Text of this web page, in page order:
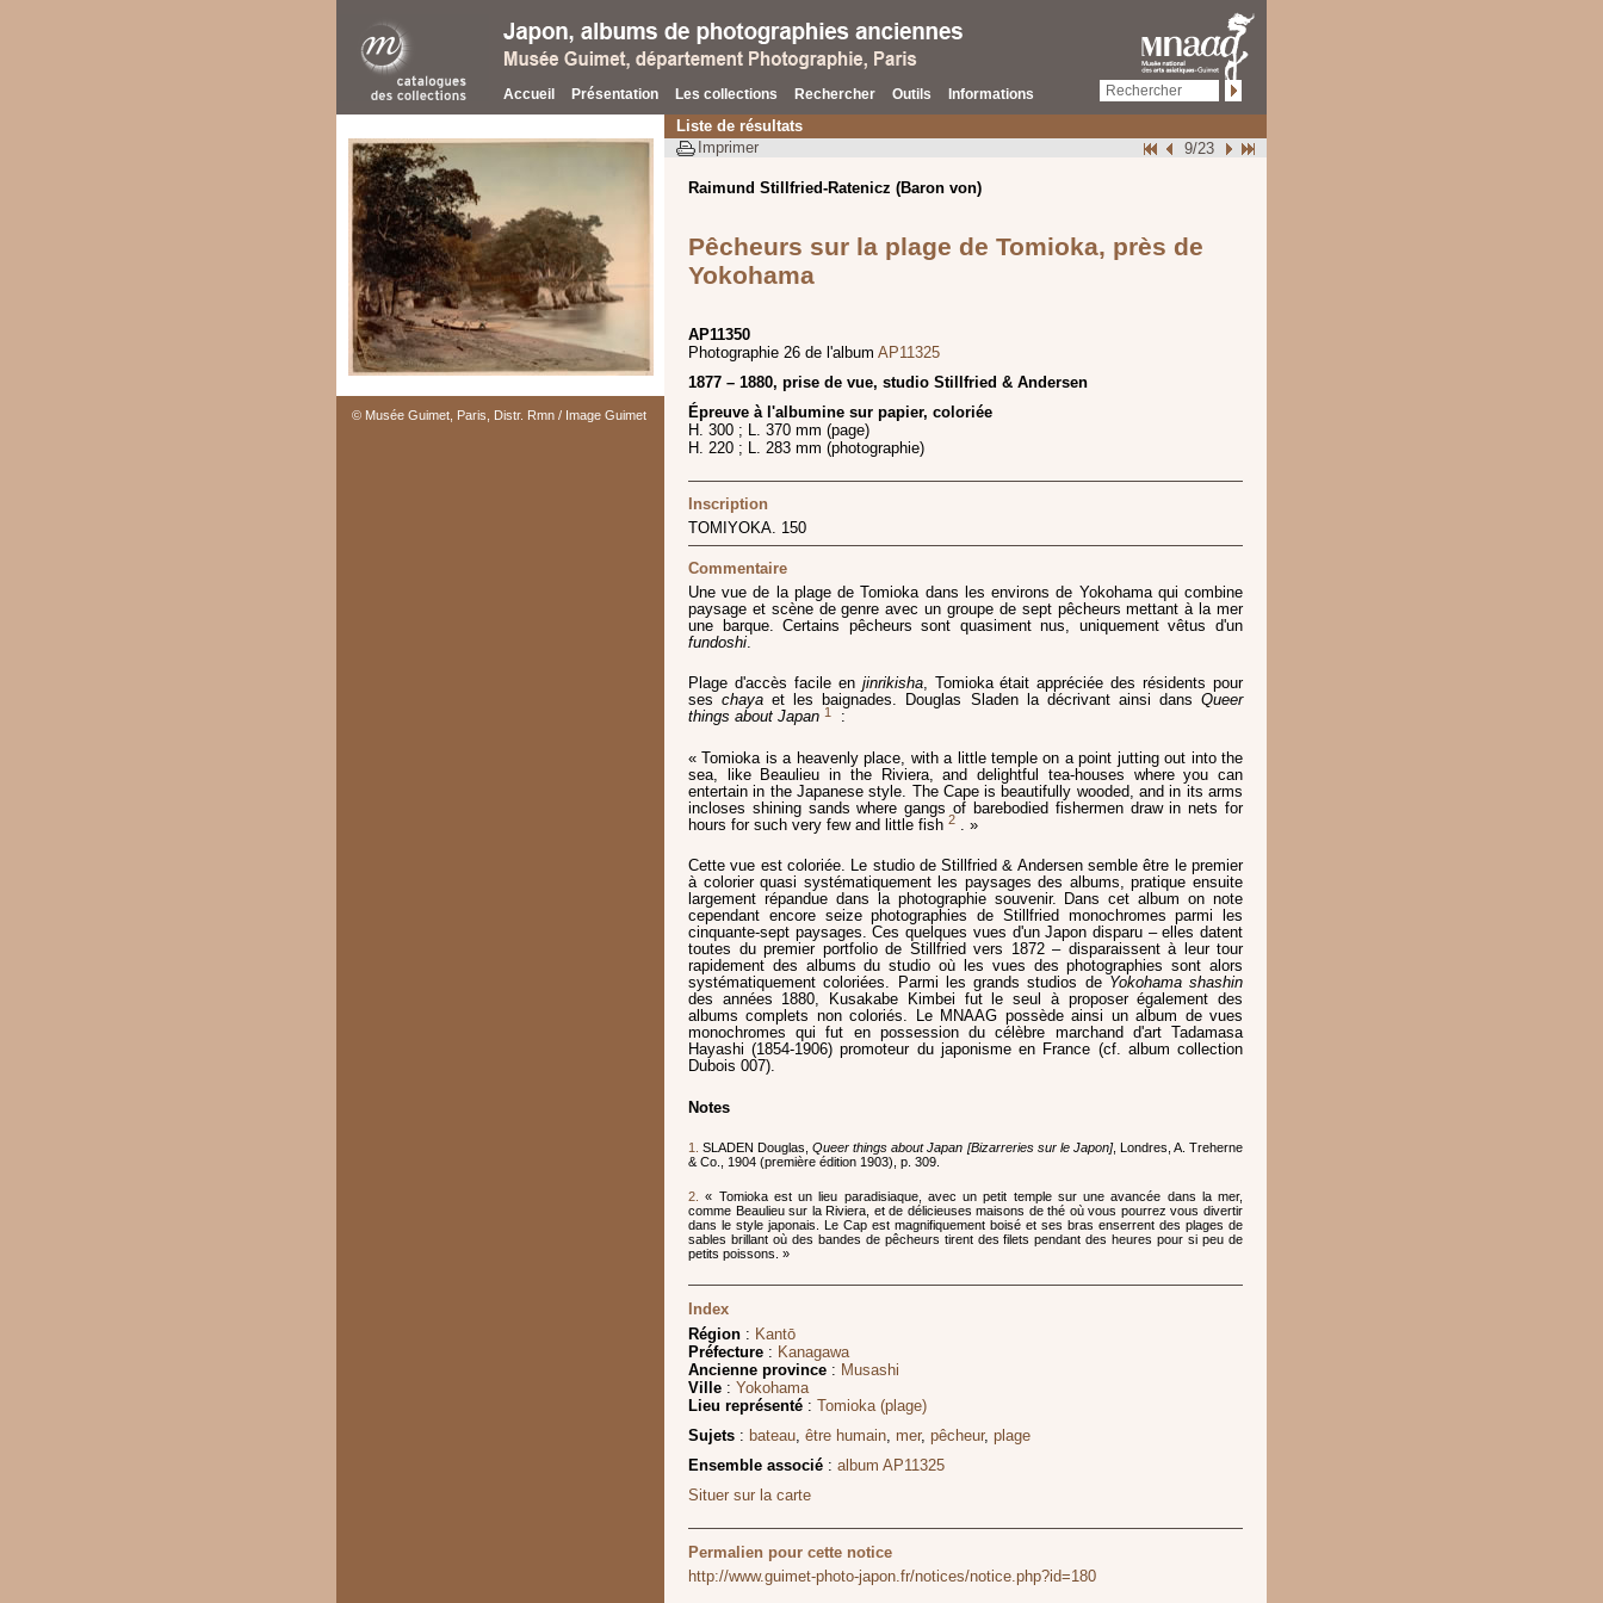
Accueil Présentation Les collections Rechercher Outils Informations
© Musée Guimet, Paris, Distr. Rmn / Image Guimet
Liste de résultats
9/23
Imprimer
Raimund Stillfried-Ratenicz (Baron von)
Pêcheurs sur la plage de Tomioka, près de
Yokohama
AP11350
Photographie 26 de l'album AP11325
1877 – 1880, prise de vue, studio Stillfried & Andersen
Épreuve à l'albumine sur papier, coloriée
H. 300 ; L. 370 mm (page)
H. 220 ; L. 283 mm (photographie)
Inscription
TOMIYOKA. 150
Commentaire
Une vue de la plage de Tomioka dans les environs de Yokohama qui combine
paysage et scène de genre avec un groupe de sept pêcheurs mettant à la mer
une barque. Certains pêcheurs sont quasiment nus, uniquement vêtus d'un
fundoshi.
Plage d'accès facile en jinrikisha, Tomioka était appréciée des résidents pour
seschaya et les baignades. Douglas Sladen la décrivant ainsi dansQueer
things about Japan 1 :
« Tomioka is a heavenly place, with a little temple on a point jutting out into the
sea, like Beaulieu in the Riviera, and delightful tea-houses where you can
entertain in the Japanese style. The Cape is beautifully wooded, and in its arms
incloses shining sands where gangs of barebodied fishermen draw in nets for
hours for such very few and little fish 2 . »
Cette vue est coloriée. Le studio de Stillfried & Andersen semble être le premier
à colorier quasi systématiquement les paysages des albums, pratique ensuite
largement répandue dans la photographie souvenir. Dans cet album on note
cependant encore seize photographies de Stillfried monochromes parmi les
cinquante-sept paysages. Ces quelques vues d'un Japon disparu – elles datent
toutes du premier portfolio de Stillfried vers 1872 – disparaissent à leur tour
rapidement des albums du studio où les vues des photographies sont alors
systématiquement coloriées. Parmi les grands studios de Yokohama shashin
des années 1880, Kusakabe Kimbei fut le seul à proposer également des
albums complets non coloriés. Le MNAAG possède ainsi un album de vues
monochromes qui fut en possession du célèbre marchand d'art Tadamasa
Hayashi (1854-1906) promoteur du japonisme en France (cf. album collection
Dubois 007).
Notes
1.SLADEN Douglas,Queer things about Japan [Bizarreries sur le Japon], Londres, A. Treherne
& Co., 1904 (première édition 1903), p. 309.
2.« Tomioka est un lieu paradisiaque, avec un petit temple sur une avancée dans la mer,
comme Beaulieu sur la Riviera, et de délicieuses maisons de thé où vous pourrez vous divertir
dans le style japonais. Le Cap est magnifiquement boisé et ses bras enserrent des plages de
sables brillant où des bandes de pêcheurs tirent des filets pendant des heures pour si peu de
petits poissons. »
Index
Région : Kantō
Préfecture : Kanagawa
Ancienne province : Musashi
Ville : Yokohama
Lieu représenté : Tomioka (plage)
Sujets : bateau, être humain, mer, pêcheur, plage
Ensemble associé : album AP11325
Situer sur la carte
Permalien pour cette notice
http://www.guimet-photo-japon.fr/notices/notice.php?id=180